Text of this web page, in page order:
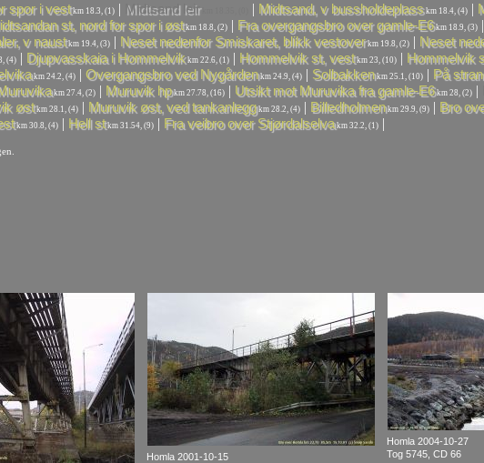
spor i vestkm 18.3, (1) | Midtsand leirkm 18.35, (0) | Midtsand, v bussholdeplasskm 18.4, (4) |
st, nord for spor i østkm 18.8, (2) | Fra overgangsbro over gamle-E6km 18.9, (3) |
v naustkm 19.4, (3) | Neset nedenfor Smiskaret, blikk vestoverkm 19.8, (2) | Neset
(4) | Djupvasskaia i Hommelvikkm 22.6, (1) | Hommelvik st, vestkm 23, (10) | Hommelvik
km 24.2, (4) | Overgangsbro ved Nygårdenkm 24.9, (4) | Solbakkenkm 25.1, (10) | På
km 27.4, (2) | Muruvik hpkm 27.78, (16) | Utsikt mot Muruvika fra gamle-E6km 28, (2) |
østkm 28.1, (4) | Muruvik øst, ved tankanleggkm 28.2, (4) | Billedholmenkm 29.9, (9) | Bro
km 30.8, (4) | Hell stkm 31.54, (9) | Fra veibro over Stjørdalselvakm 32.2, (1) |
Homla 2001-10-15
Homla 2004-10-27
Tog 5745, CD 66